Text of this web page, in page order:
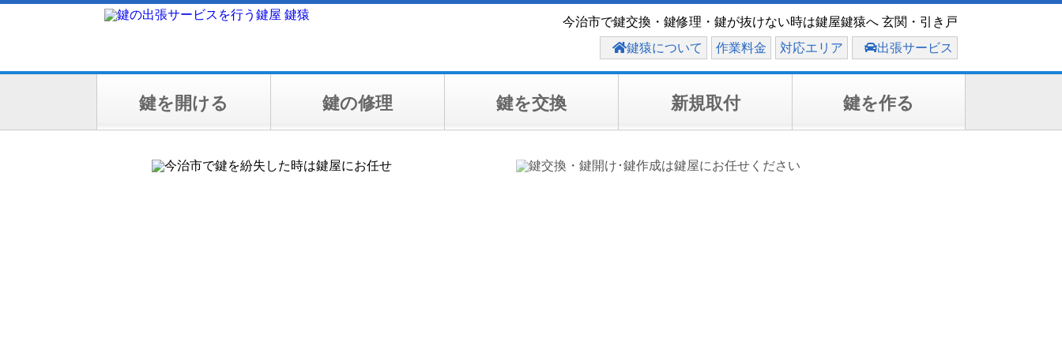
今治市で鍵交換・鍵修理・鍵が抜けない時は鍵屋鍵猿へ 玄関・引き戸
鍵猿について
作業料金 対応エリア 出張サービス
鍵を開ける 鍵の修理 鍵を交換 新規取付 鍵を作る